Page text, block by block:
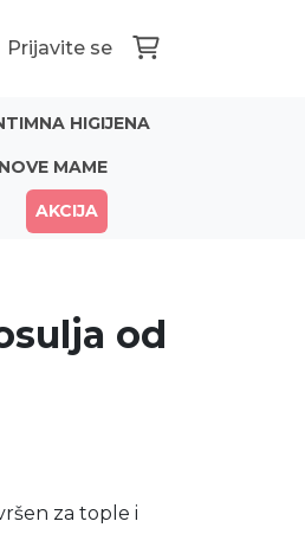
Prijavite se
HIGIJENA
NOVE MAME
AKCIJA
od
za tople i